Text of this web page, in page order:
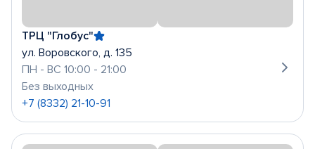
ТРЦ "Глобус"
ул. Воровского, д. 135
ПН - ВС 10:00 - 21:00
Без выходных
+7 (8332) 21-10-91